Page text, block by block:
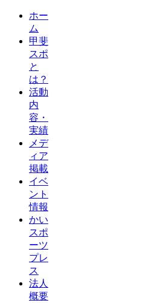
ホー
ム
甲斐
スポ
と
は？
活動
内
容・
実績
メデ
ィア
掲載
イベ
ント
情報
かい
スポ
ーツ
プレ
ス
法人
概要